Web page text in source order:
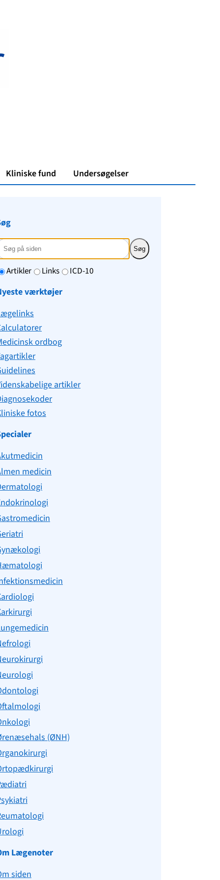
Kliniske fund Undersøgelser
Søg
Artikler Links
ICD-10
værktøjer
ordbog
artikler
fotos
medicin
(ØNH)
Lægenoter
siden